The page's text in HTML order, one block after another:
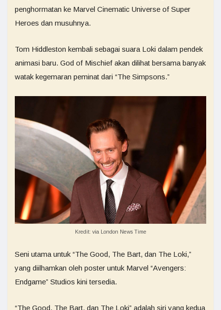
penghormatan ke Marvel Cinematic Universe of Super
Heroes dan musuhnya.
Tom Hiddleston kembali sebagai suara Loki dalam pendek
animasi baru. God of Mischief akan dilihat bersama banyak
watak kegemaran peminat dari “The Simpsons.”
Kredit: via London News Time
Seni utama untuk “The Good, The Bart, dan The Loki,”
yang diilhamkan oleh poster untuk Marvel “Avengers:
Endgame” Studios kini tersedia.
“The Good, The Bart, dan The Loki” adalah siri yang kedua